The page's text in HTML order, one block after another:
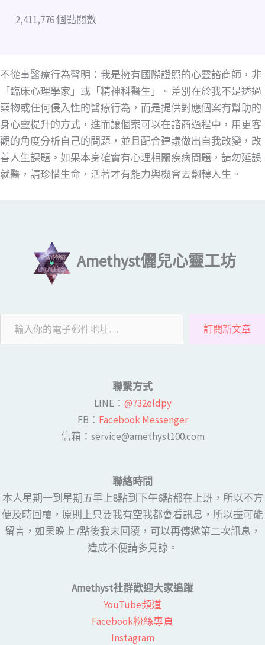
2,411,776 個點閱數
不從事醫療行為聲明：我是擁有國際證照的心靈諮商師，非
「臨床心理學家」或「精神科醫生」。差別在於我不是透過
藥物或任何侵入性的醫療行為，而是提供對應個案有幫助的
身心靈提升的方式，進而讓個案可以在諮商過程中，用更客
觀的角度分析自己的問題，並且配合建議做出自我改變，改
善人生課題。如果本身確實有心理相關疾病問題，請勿延誤
就醫，請珍惜生命，活著才有能力與機會去翻轉人生。
Amethyst儷兒心靈工坊
訂閱新文章
聯繫方式
LINE​： @732eldpy
FB：​ Facebook Messenger
​​信箱：service@amethyst100.com
聯絡時間
本人星期一到星期五早上8點到下午6點都在上班，所以不方
便及時回覆，原則上只要我有空我都會看訊息，所以盡可能
留言，如果晚上7點後我未回覆，可以再傳遞第二次訊息，
造成不便請多見諒。
Amethyst社群歡迎大家追蹤
YouTube頻道
Facebook粉絲專頁​
Instagram